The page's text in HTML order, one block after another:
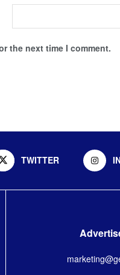
the next time I comment.
TWITTER